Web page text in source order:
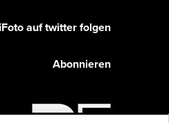
auf twitter folgen
Abonnieren